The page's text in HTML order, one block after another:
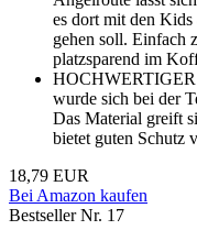
es dort mit den
gehen soll. Einfach
platzsparend im
wurde sich bei der
Das Material greift
bietet guten Schutz
18,79 EUR
Bei Amazon kaufen
Bestseller Nr. 17